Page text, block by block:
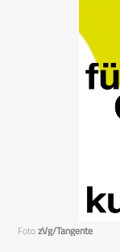
FotozVg/Tangente